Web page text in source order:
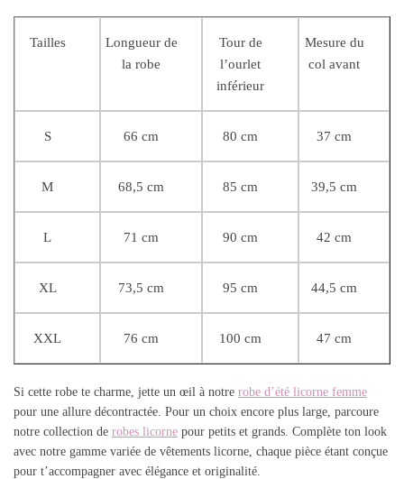
Tailles
Longueur de
la robe
Tour de
l’ourlet
inférieur
Mesure du
col avant
S 66 cm 80 cm 37 cm
M 68,5 cm 85 cm 39,5 cm
L 71 cm 90 cm 42 cm
XL 73,5 cm 95 cm 44,5 cm
XXL 76 cm 100 cm 47 cm
Si cette robe te charme, jette un œil à notre robe d’été licorne femme
pour une allure décontractée. Pour un choix encore plus large, parcoure
notre collection de robes licorne pour petits et grands. Complète ton look
avec notre gamme variée de vêtements licorne, chaque pièce étant conçue
pour t’accompagner avec élégance et originalité.